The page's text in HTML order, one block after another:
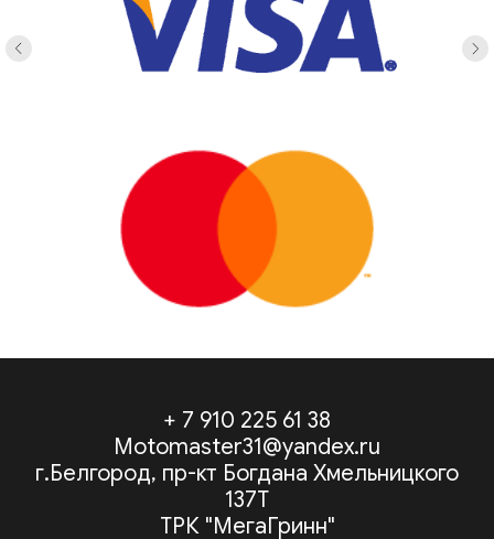
+ 7 910 225 61 38
Motomaster31@yandex.ru
г.Белгород, пр-кт Богдана Хмельницкого
137Т
ТРК "МегаГринн"